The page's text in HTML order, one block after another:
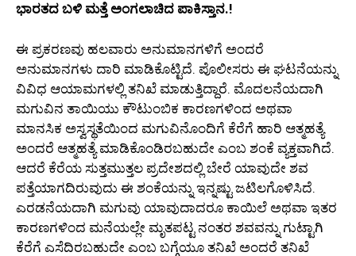
ಭಾರತದ ಬಳಿ ಮತ್ತೆ ಅಂಗಲಾಚಿದ ಪಾಕಿಸ್ತಾನ.!
ಈ ಪ್ರಕರಣವು ಹಲವಾರು ಅನುಮಾನಗಳಿಗೆ ಅಂದರೆ
ಅನುಮಾನಗಳು ದಾರಿ ಮಾಡಿಕೊಟ್ಟಿದೆ. ಪೊಲೀಸರು ಈ ಘಟನೆಯನ್ನು
ವಿವಿಧ ಆಯಾಮಗಳಲ್ಲಿ ತನಿಖೆ ಮಾಡುತ್ತಿದ್ದಾರೆ. ಮೊದಲನೆಯದಾಗಿ
ಮಗುವಿನ ತಾಯಿಯು ಕೌಟುಂಬಿಕ ಕಾರಣಗಳಿಂದ ಅಥವಾ
ಮಾನಸಿಕ ಅಸ್ವಸ್ಥತೆಯಿಂದ ಮಗುವಿನೊಂದಿಗೆ ಕೆರೆಗೆ ಹಾರಿ ಆತ್ಮಹತ್ಯೆ
ಅಂದರೆ ಆತ್ಮಹತ್ಯೆ ಮಾಡಿಕೊಂಡಿರಬಹುದೇ ಎಂಬ ಶಂಕೆ ವ್ಯಕ್ತವಾಗಿದೆ.
ಆದರೆ ಕೆರೆಯ ಸುತ್ತಮುತ್ತಲ ಪ್ರದೇಶದಲ್ಲಿ ಬೇರೆ ಯಾವುದೇ ಶವ
ಪತ್ತೆಯಾಗದಿರುವುದು ಈ ಶಂಕೆಯನ್ನು ಇನ್ನಷ್ಟು ಜಟಿಲಗೊಳಿಸಿದೆ.
ಎರಡನೆಯದಾಗಿ ಮಗುವು ಯಾವುದಾದರೂ ಕಾಯಿಲೆ ಅಥವಾ ಇತರ
ಕಾರಣಗಳಿಂದ ಮನೆಯಲ್ಲೇ ಮೃತಪಟ್ಟ ನಂತರ ಶವವನ್ನು ಗುಟ್ಟಾಗಿ
ಕೆರೆಗೆ ಎಸೆದಿರಬಹುದೇ ಎಂಬ ಬಗ್ಗೆಯೂ ತನಿಖೆ ಅಂದರೆ ತನಿಖೆ